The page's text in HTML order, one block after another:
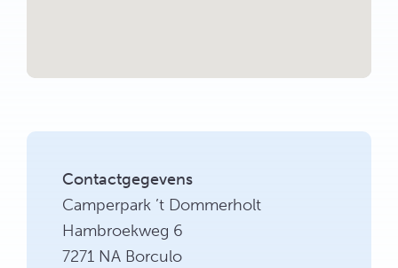
Contactgegevens
Camperpark ’t Dommerholt
Hambroekweg 6
7271 NA Borculo